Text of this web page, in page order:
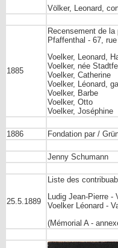
Völker, Leonard,
1885
Recensement de
Pfaffenthal - 67,
Voelker, Leonard,
Voelker, née
Voelker, Catherine
Voelker, Léonard,
Voelker, Barbe
Voelker, Otto
Voelker, Joséphine
1886 Fondation par /
Jenny Schumann
25.5.1889
Liste des
Ludig Jean-Pierre -
Voelker Léonard -
(Mémorial A -